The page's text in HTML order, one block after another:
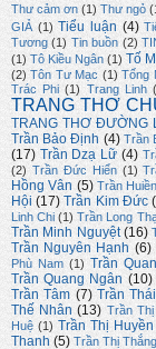
Thư cảm ơn (1) Thư ngỏ
GIẢ (1) Tiểu luận (4)
Tương (1) Tin buồn (2)
(1) Tô Kiều Ngân (1) Tố
(2) Tôn Tư Mạc (1) Tống
Trác Phi (1) Trang Linh
TRANG THƠ
TRANG THƠ ĐƯỜNG
Trần Bảo Định (4) Trần
(17) Trần Dzạ Lữ (4)
(2) Trần Đức Hiển (1)
Hồng Vân (5) Trần
Hội (17) Trần Kim Đức
Linh Chi (1) Trần Long
Trần Minh Nguyệt (16)
Trần Nguyên Hạnh (6)
Phù Nam (1) Trần
Trần Quang Ngân (10)
Trần Tâm (7) Trần
Thế Nhân (13) Trần
Huệ (1) Trần Thị Huyền
Thanh (5) Trần Thị Thắng